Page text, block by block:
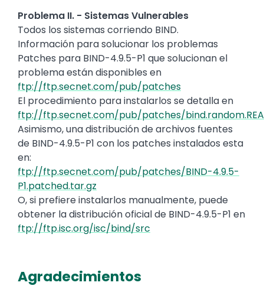
Problema II. - Sistemas Vulnerables
Todos los sistemas corriendo BIND.
Información para solucionar los problemas
Patches para BIND-4.9.5-P1 que solucionan el
problema están disponibles en
ftp://ftp.secnet.com/pub/patches
El procedimiento para instalarlos se detalla en
ftp://ftp.secnet.com/pub/patches/
Asimismo, una distribución de archivos fuentes
de BIND-4.9.5-P1 con los patches instalados esta
en:
ftp://ftp.secnet.com/pub/patches/BIND-4.9.5-
P1.patched.tar.gz
O, si prefiere instalarlos manualmente, puede
obtener la distribución oficial de BIND-4.9.5-P1 en
ftp://ftp.isc.org/isc/bind/src
Agradecimientos